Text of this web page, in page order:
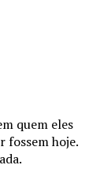
quem eles
fossem hoje.